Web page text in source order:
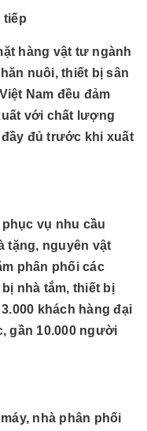
tiếp
hàng vật tư ngành
nuôi, thiết bị sân
Nam đều đảm
với chất lượng
đủ trước khi xuất
vụ nhu cầu
tặng, nguyên vật
phân phối các
nhà tắm, thiết bị
khách hàng đại
gần 10.000 người
nhà phân phối